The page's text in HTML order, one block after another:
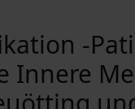
-
Innere